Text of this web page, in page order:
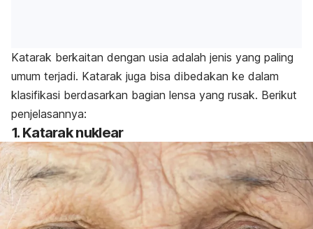
Katarak berkaitan dengan usia adalah jenis yang paling
umum terjadi. Katarak juga bisa dibedakan ke dalam
klasifikasi berdasarkan bagian lensa yang rusak. Berikut
penjelasannya:
1. Katarak nuklear